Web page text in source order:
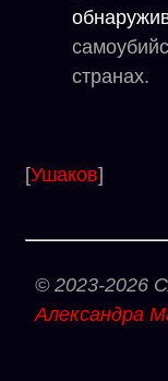
странах.
[Ушаков]
© 2023-2026
Александра